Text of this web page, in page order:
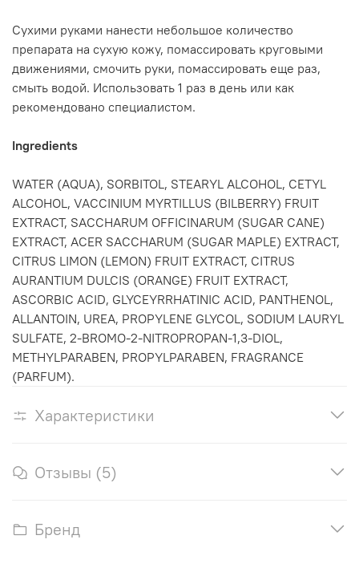
Cухими руками нанести небольшое количество
препарата на сухую кожу, помассировать круговыми
движениями, смочить руки, помассировать еще раз,
смыть водой. Использовать 1 раз в день или как
рекомендовано специалистом.
Ingredients
WATER (AQUA), SORBITOL, STEARYL ALCOHOL, CETYL
ALCOHOL, VACCINIUM MYRTILLUS (BILBERRY) FRUIT
EXTRACT, SACCHARUM OFFICINARUM (SUGAR CANE)
EXTRACT, ACER SACCHARUM (SUGAR MAPLE) EXTRACT,
CITRUS LIMON (LEMON) FRUIT EXTRACT, CITRUS
AURANTIUM DULCIS (ORANGE) FRUIT EXTRACT,
ASCORBIC ACID, GLYCEYRRHATINIC ACID, PANTHENOL,
ALLANTOIN, UREA, PROPYLENE GLYCOL, SODIUM LAURYL
SULFATE, 2-BROMO-2-NITROPROPAN-1,3-DIOL,
METHYLPARABEN, PROPYLPARABEN, FRAGRANCE
(PARFUM).
Характеристики
Отзывы (5)
Бренд